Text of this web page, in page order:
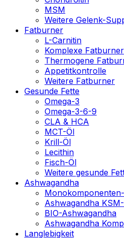
MSM
Weitere Gelenk-
Fatburner
L-Carnitin
Komplexe Fatburner
Thermogene
Appetitkontrolle
Weitere Fatburner
Gesunde Fette
Omega-3
Omega-3-6-9
CLA & HCA
MCT-Öl
Krill-Öl
Lecithin
Fisch-Öl
Weitere gesunde
Ashwagandha
Ashwagandha
BIO-Ashwagandha
Ashwagandha
Langlebigkeit